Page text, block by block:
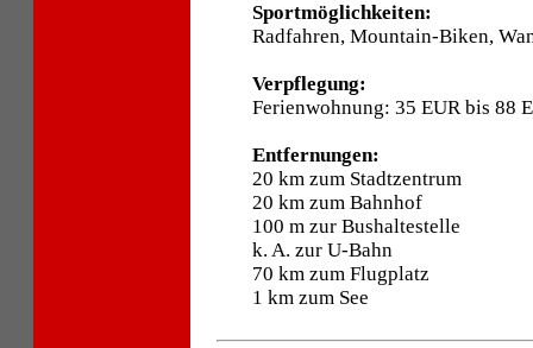
Sportmöglichkeiten:
Radfahren, Mountain-Biken,
Verpflegung:
Ferienwohnung: 35 EUR bis 88
Entfernungen:
20 km zum Stadtzentrum
20 km zum Bahnhof
100 m zur Bushaltestelle
k. A. zur U-Bahn
70 km zum Flugplatz
1 km zum See